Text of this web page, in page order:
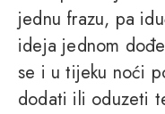
jednu frazu, pa
ideja jednom
se i u tijeku noći
dodati ili oduzeti